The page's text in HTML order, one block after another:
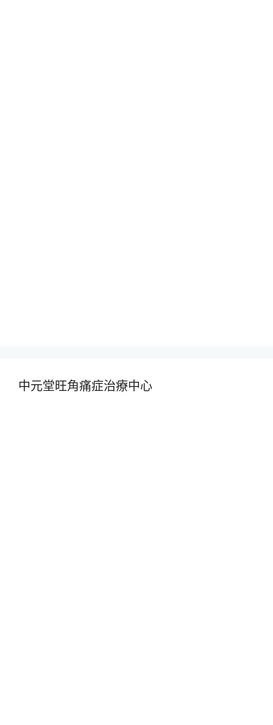
中元堂旺角痛症治療中心